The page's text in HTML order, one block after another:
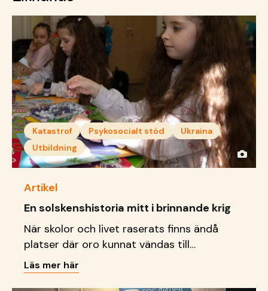
Katastrof Psykosocialt stöd
Ukraina
Utbildning
Artikel
En solskenshistoria mitt i brinnande krig
När skolor och livet raserats finns ändå
platser där oro kunnat vändas till
delaktighet, kreativitet och
framtidsdrömmar.
Läs mer här